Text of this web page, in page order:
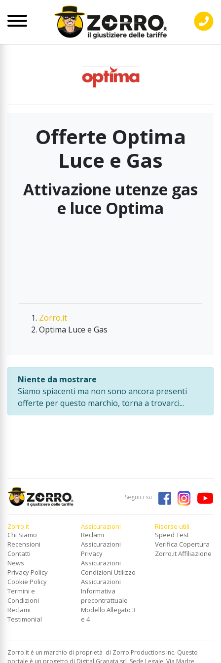
Offerte Optima
Luce e Gas
Attivazione utenze gas
e luce Optima
Zorro.it
Optima Luce e Gas
Niente da mostrare
Siamo spiacenti ma non sono ancora presenti
offerte per questo marchio, torna a trovarci...
Seguici su
Zorro.it
Chi Siamo
Recensioni
Contatti
News
Privacy Policy
Cookie Policy
Termini e
Condizioni
Reclami
Testimonial
Assicurazioni
Reclami
Assicurazioni
Privacy
Assicurazioni
Condizioni Utilizzo
Assicurazioni
Informativa
precontrattuale
Modello Allegato 3
e 4
Risorse utili
Speed Test
Verifica Copertura
Zorro.it Affiliazione
Zorro.it é un marchio di proprietà di Zorro Productions inc. Questo
portale è un progetto di Digital Granata srl, Sede Legale: Via Madre